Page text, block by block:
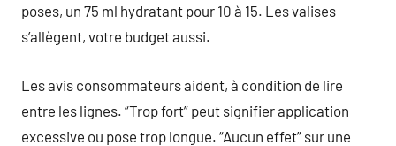
poses, un 75 ml hydratant pour 10 à 15. Les valises
s’allègent, votre budget aussi.
Les avis consommateurs aident, à condition de lire
entre les lignes. “Trop fort” peut signifier application
excessive ou pose trop longue. “Aucun effet” sur une